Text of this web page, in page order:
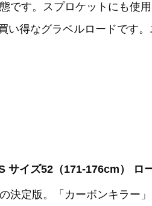
す。スプロケットにも使
得なグラベルロードです
サイズ52（171-176cm） ロ
定版。「カーボンキラー